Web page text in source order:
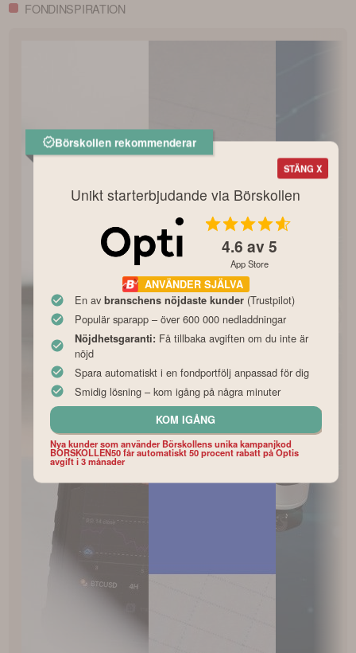
FONDINSPIRATION
STÄNG X
Börskollen rekommenderar
Unikt starterbjudande via Börskollen
4.6 av 5
App Store
ANVÄNDER SJÄLVA
En av branschens nöjdaste kunder(Trustpilot)
Populär sparapp – över 600 000 nedladdningar
Nöjdhetsgaranti: Få tillbaka avgiften om du inte är
nöjd
Spara automatiskt i en fondportfölj anpassad för dig
Smidig lösning – kom igång på några minuter
KOM IGÅNG
Nya kunder som använder Börskollens unika kampanjkod
BORSKOLLEN50 får automatiskt 50 procent rabatt på Optis
avgift i 3 månader